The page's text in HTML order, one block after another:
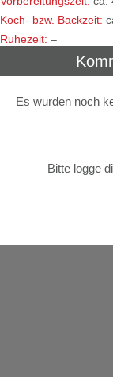
Koch- bzw. Backzeit:
Ruhezeit: –
Es wurden noch
Bitte logge